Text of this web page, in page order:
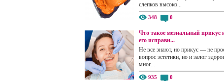
слепков высоко...
348 0
Что такое мезиальный прикус
его исправи...
Не все знают, но прикус — не
вопрос эстетики, но и залог
мног...
935 0